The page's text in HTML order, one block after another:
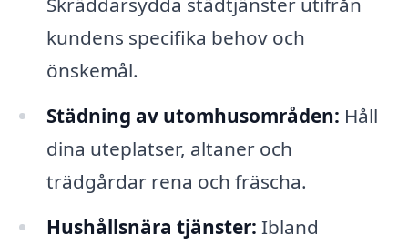
kundens specifika behov och
önskemål.
Städning av utomhusområden: Håll
dina uteplatser, altaner och
trädgårdar rena och fräscha.
Hushållsnära tjänster: Ibland